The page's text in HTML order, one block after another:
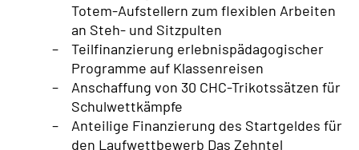
Totem-Aufstellern zum flexiblen Arbeiten
an Steh- und Sitzpulten
Teilfinanzierung erlebnispädagogischer
Programme auf Klassenreisen
Anschaffung von 30 CHC-Trikotssätzen für
Schulwettkämpfe
Anteilige Finanzierung des Startgeldes für
den Laufwettbewerb Das Zehntel